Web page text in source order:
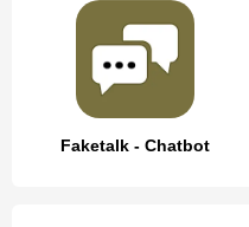
Faketalk - Chatbot